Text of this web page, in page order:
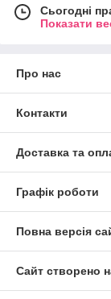
Сьогодні
Показати
Про нас
Контакти
Доставка та
Графік роботи
Повна версія
Сайт створено